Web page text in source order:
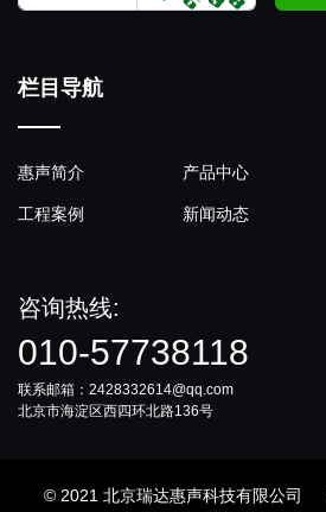
栏目导航
惠声简介 产品中心
工程案例 新闻动态
咨询热线:
010-57738118
联系邮箱：2428332614@qq.com
北京市海淀区西四环北路136号
© 2021 北京瑞达惠声科技有限公司